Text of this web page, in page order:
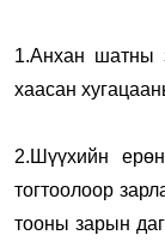
1.Анхан шатны
хаасан
2.Шүүхийн
тогтоолоор
тооны зарын